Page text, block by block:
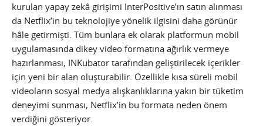
kurulan yapay zekâ girişimi InterPositive’ın satın alınması
da Netflix’in bu teknolojiye yönelik ilgisini daha görünür
hâle getirmişti. Tüm bunlara ek olarak platformun mobil
uygulamasında dikey video formatına ağırlık vermeye
hazırlanması, INKubator tarafından geliştirilecek içerikler
için yeni bir alan oluşturabilir. Özellikle kısa süreli mobil
videoların sosyal medya alışkanlıklarına yakın bir tüketim
deneyimi sunması, Netflix’in bu formata neden önem
verdiğini gösteriyor.